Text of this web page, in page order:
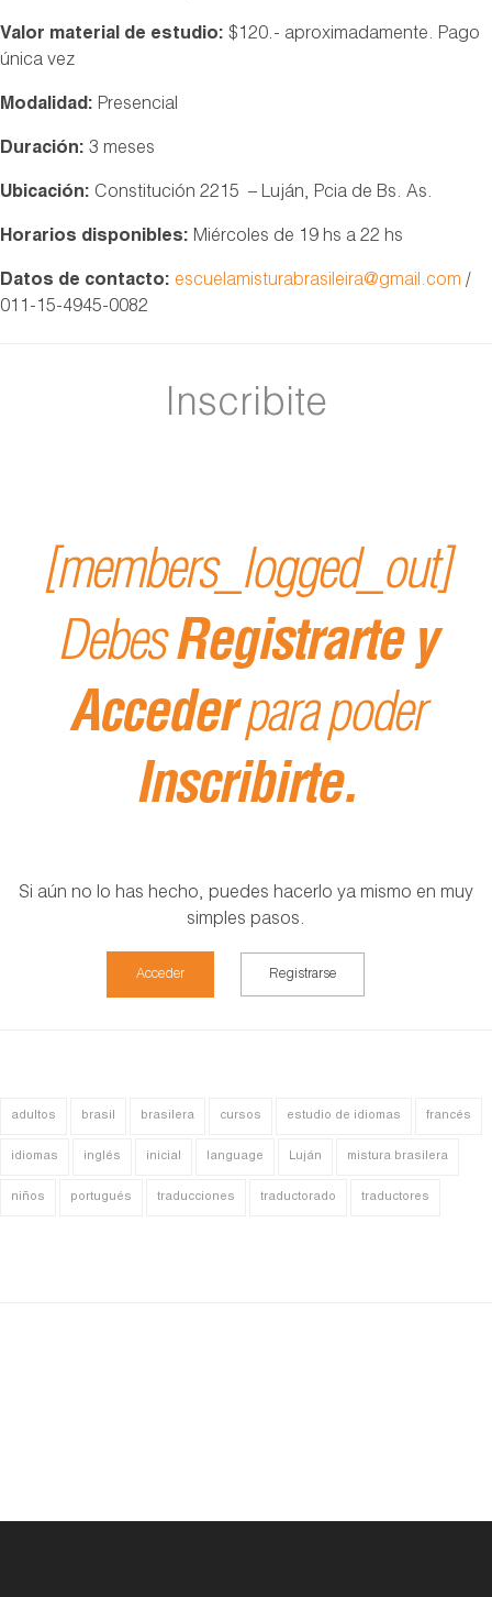
Valor material de estudio: $120.- aproximadamente. Pago
única vez
Modalidad: Presencial
Duración: 3 meses
Ubicación: Constitución 2215 – Luján, Pcia de Bs. As.
Horarios disponibles: Miércoles de 19 hs a 22 hs
Datos de contacto: escuelamisturabrasileira@gmail.com /
011-15-4945-0082
Inscribite
[members_logged_out]
DebesRegistrarte y
Accederpara poder
Inscribirte.
Si aún no lo has hecho, puedes hacerlo ya mismo en muy
simples pasos.
Acceder Registrarse
adultos brasil brasilera cursos estudio de idiomas francés
idiomas inglés inicial language Luján mistura brasilera
niños portugués traducciones traductorado traductores